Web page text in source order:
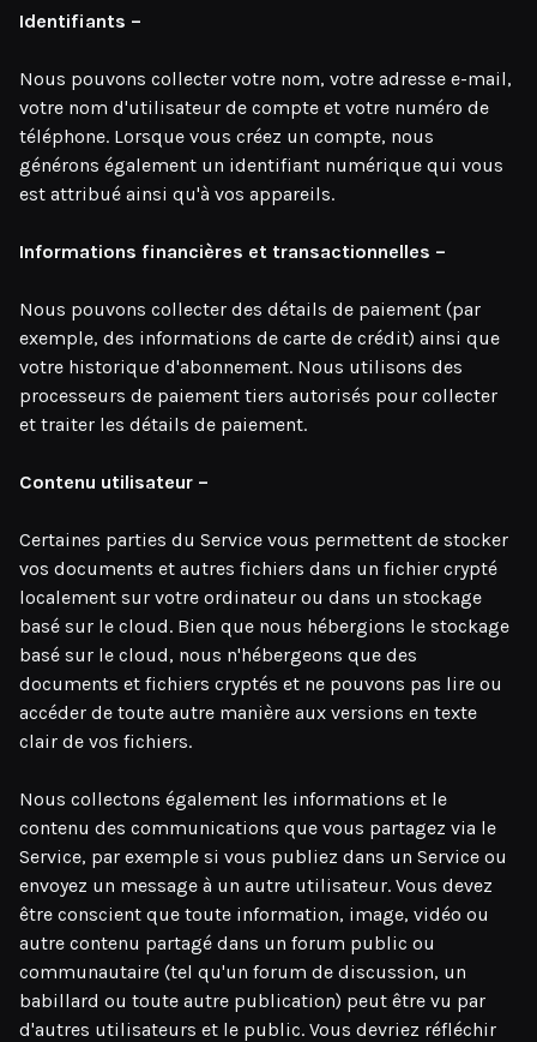
Identifiants –
Nous pouvons collecter votre nom, votre adresse e-mail,
votre nom d'utilisateur de compte et votre numéro de
téléphone. Lorsque vous créez un compte, nous
générons également un identifiant numérique qui vous
est attribué ainsi qu'à vos appareils.
Informations financières et transactionnelles –
Nous pouvons collecter des détails de paiement (par
exemple, des informations de carte de crédit) ainsi que
votre historique d'abonnement. Nous utilisons des
processeurs de paiement tiers autorisés pour collecter
et traiter les détails de paiement.
Contenu utilisateur –
Certaines parties du Service vous permettent de stocker
vos documents et autres fichiers dans un fichier crypté
localement sur votre ordinateur ou dans un stockage
basé sur le cloud. Bien que nous hébergions le stockage
basé sur le cloud, nous n'hébergeons que des
documents et fichiers cryptés et ne pouvons pas lire ou
accéder de toute autre manière aux versions en texte
clair de vos fichiers.
Nous collectons également les informations et le
contenu des communications que vous partagez via le
Service, par exemple si vous publiez dans un Service ou
envoyez un message à un autre utilisateur. Vous devez
être conscient que toute information, image, vidéo ou
autre contenu partagé dans un forum public ou
communautaire (tel qu'un forum de discussion, un
babillard ou toute autre publication) peut être vu par
d'autres utilisateurs et le public. Vous devriez réfléchir